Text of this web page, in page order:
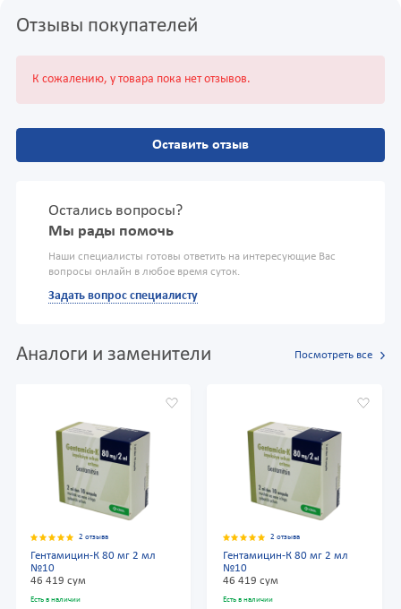
Отзывы покупателей
К сожалению, у товара пока нет отзывов.
Оставить отзыв
Остались вопросы?
Мы рады помочь
Наши специалисты готовы ответить на интересующие Вас
вопросы онлайн в любое время суток.
Задать вопрос специалисту
Аналоги и заменители Посмотреть все
2 отзыва
Гентамицин-К 80 мг 2 мл
№10
46 419 сум
Есть в наличии
2 отзыва
Гентамицин-К 80 мг 2 мл
№10
46 419 сум
Есть в наличии